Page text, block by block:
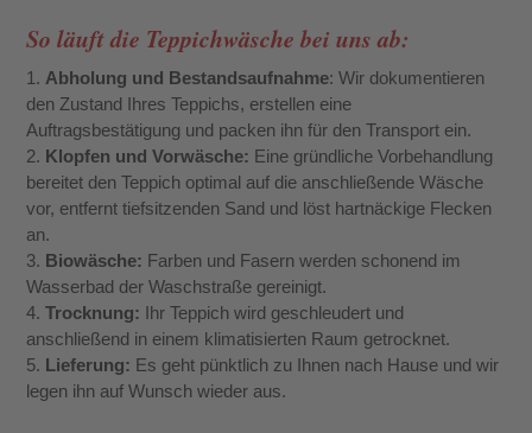
So läuft die Teppichwäsche bei uns ab:
Abholung und Bestandsaufnahme: Wir dokumentieren
den Zustand Ihres Teppichs, erstellen eine
Auftragsbestätigung und packen ihn für den Transport ein.
Klopfen und Vorwäsche: Eine gründliche Vorbehandlung
bereitet den Teppich optimal auf die anschließende Wäsche
vor, entfernt tiefsitzenden Sand und löst hartnäckige Flecken
an.
Biowäsche: Farben und Fasern werden schonend im
Wasserbad der Waschstraße gereinigt.
Trocknung: Ihr Teppich wird geschleudert und
anschließend in einem klimatisierten Raum getrocknet.
Lieferung: Es geht pünktlich zu Ihnen nach Hause und wir
legen ihn auf Wunsch wieder aus.